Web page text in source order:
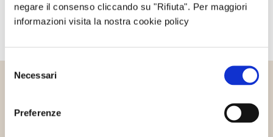
negare il consenso cliccando su "Rifiuta". Per maggiori
informazioni visita la nostra cookie policy
Selezione
delNecessari
Preferenze
Altri articoli che potrebbero